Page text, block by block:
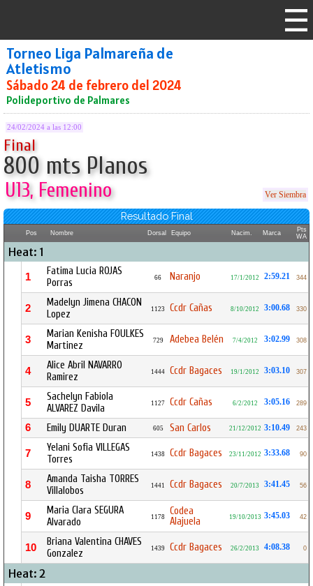
Torneo Liga Palmareña de
Atletismo
Sábado 24 de febrero del 2024
Polideportivo de Palmares
24/02/2024 a las 12:00
Final
800 mts Planos
U13, Femenino Ver Siembra
Resultado Final
Pos Nombre Dorsal Equipo Nacim. Marca
Pts
WA
Heat: 1
1
Fatima Lucia ROJAS
Porras
66 Naranjo 17/1/2012 2:59.21 344
2
Madelyn Jimena CHACON
Lopez
1123 Ccdr Cañas 8/10/2012 3:00.68 330
3
Marian Kenisha FOULKES
Martinez
729 Adebea Belén 7/4/2012 3:02.99 308
4
Alice Abril NAVARRO
Ramirez
1444 Ccdr Bagaces 19/1/2012 3:03.10 307
5
Sachelyn Fabiola
ALVAREZ Davila
1127 Ccdr Cañas 6/2/2012 3:05.16 289
6 Emily DUARTE Duran 605 San Carlos 21/12/2012 3:10.49 243
7
Yelani Sofia VILLEGAS
Torres
1438 Ccdr Bagaces 23/11/2012 3:33.68 90
8
Amanda Taisha TORRES
Villalobos
1441 Ccdr Bagaces 20/7/2013 3:41.45 56
9
Maria Clara SEGURA
Alvarado
1178
Codea
Alajuela
19/10/2013 3:45.03 42
10
Briana Valentina CHAVES
Gonzalez
1439 Ccdr Bagaces 26/2/2013 4:08.38 0
Heat: 2